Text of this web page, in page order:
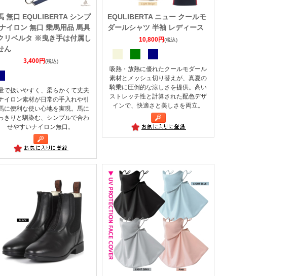
無口 EQULIBERTA シンプ
イロン 無口 乗馬用品 馬具
リベルタ ※曳き手は付属し
ん
3,400円(税込)
で扱いやすく、柔らかくて丈夫
イロン素材が日常の手入れや引
に便利な使い心地を実現。馬に
きりと馴染む、シンプルで合わ
せやすいナイロン無口。
EQULIBERTA ニュー クールモ
ダールシャツ 半袖 レディース
10,800円(税込)
吸熱・放熱に優れたクールモダール
素材とメッシュ切り替えが、真夏の
騎乗に圧倒的な涼しさを提供。高い
ストレッチ性と計算された配色デザ
インで、快適さと美しさを両立。